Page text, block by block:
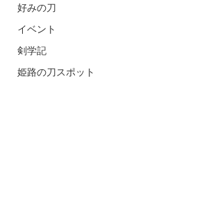
好みの刀
イベント
剣学記
姫路の刀スポット